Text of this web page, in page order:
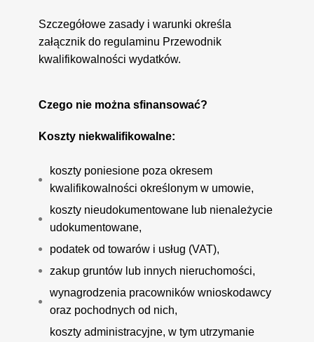
Szczegółowe zasady i warunki określa
załącznik do regulaminu Przewodnik
kwalifikowalności wydatków.
Czego nie można sfinansować?
Koszty niekwalifikowalne:
koszty poniesione poza okresem
kwalifikowalności określonym w umowie,
koszty nieudokumentowane lub nienależycie
udokumentowane,
podatek od towarów i usług (VAT),
zakup gruntów lub innych nieruchomości,
wynagrodzenia pracowników wnioskodawcy
oraz pochodnych od nich,
koszty administracyjne, w tym utrzymanie